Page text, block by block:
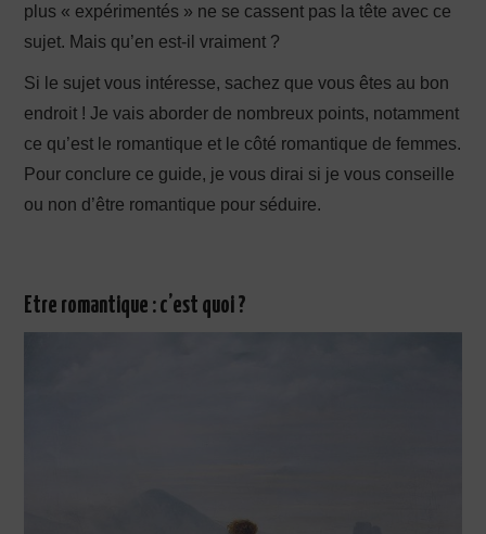
plus « expérimentés » ne se cassent pas la tête avec ce
sujet. Mais qu’en est-il vraiment ?
Si le sujet vous intéresse, sachez que vous êtes au bon
endroit ! Je vais aborder de nombreux points, notamment
ce qu’est le romantique et le côté romantique de femmes.
Pour conclure ce guide, je vous dirai si je vous conseille
ou non d’être romantique pour séduire.
Etre romantique : c’est quoi ?